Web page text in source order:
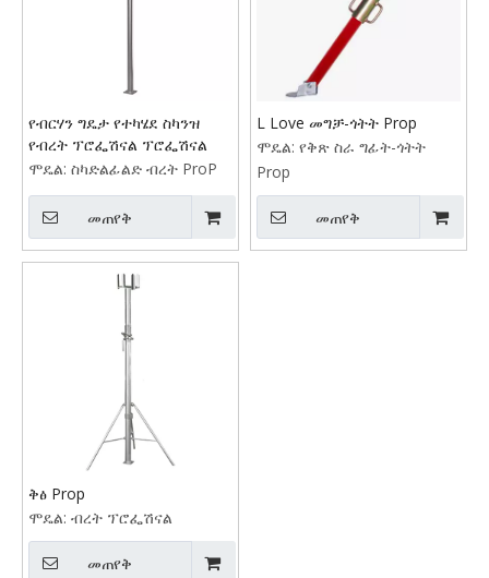
የብርሃን ግዴታ የተካሄደ ስካንዝ
የብረት ፕሮፌሽናል ፕሮፌሽናል
ሞዴል: ስካድልፊልድ ብረት ProP
መጠየቅ
L Love መግቻ-ጎትት Prop
ሞዴል: የቅጽ ስራ ግፊት-ጎትት
Prop
መጠየቅ
ቅፅ Prop
ሞዴል: ብረት ፕሮፌሽናል
መጠየቅ